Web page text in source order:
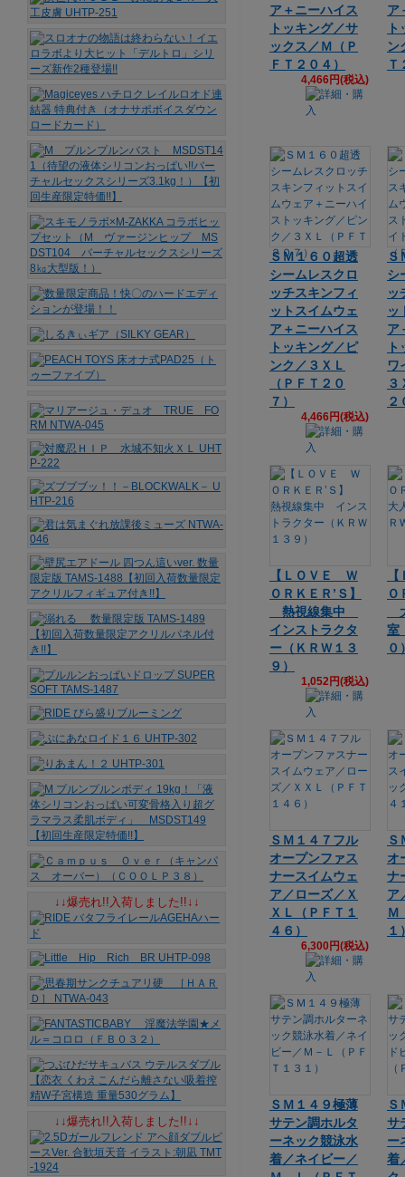
ア＋ニーハイス
トッキング／サ
ックス／Ｍ（Ｐ
ＦＴ２０４）
4,466円(税込)
ア
ン
Ｔ
ＳＭ１６０超透
シームレスクロ
ッチスキンフィ
ットスイムウェ
ア＋ニーハイス
トッキング／ピ
ンク／３ＸＬ
（ＰＦＴ２０
７）
4,466円(税込)
Ｓ
シ
ッ
ッ
ア
ワ
３
２
【ＬＯＶＥ Ｗ
ＯＲＫＥＲ’Ｓ】
熱視線集中
インストラクタ
ー（ＫＲＷ１３
９）
1,052円(税込)
Ｏ
室
０
ＳＭ１４７フル
オープンファス
ナースイムウェ
ア／ローズ／Ｘ
ＸＬ（ＰＦＴ１
４６）
6,300円(税込)
Ｓ
オ
ナ
ア
Ｍ
１
ＳＭ１４９極薄
サテン調ホルタ
ーネック競泳水
着／ネイビー／
Ｓ
サ
ー
着
↓↓爆売れ!!入荷しました!!↓↓
↓↓爆売れ!!入荷しました!!↓↓